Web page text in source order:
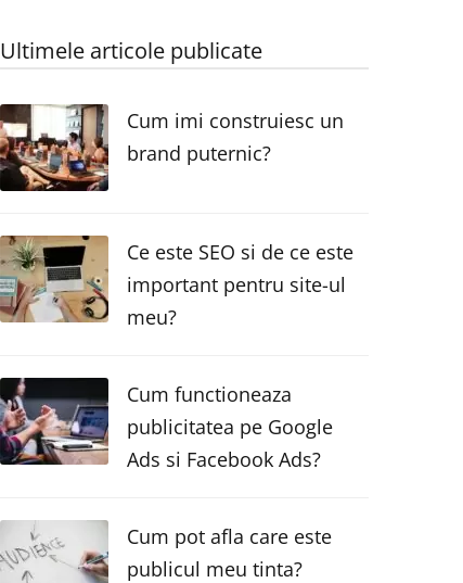
Ultimele articole publicate
Cum imi construiesc un
brand puternic?
Ce este SEO si de ce este
important pentru site-ul
meu?
Cum functioneaza
publicitatea pe Google
Ads si Facebook Ads?
Cum pot afla care este
publicul meu tinta?